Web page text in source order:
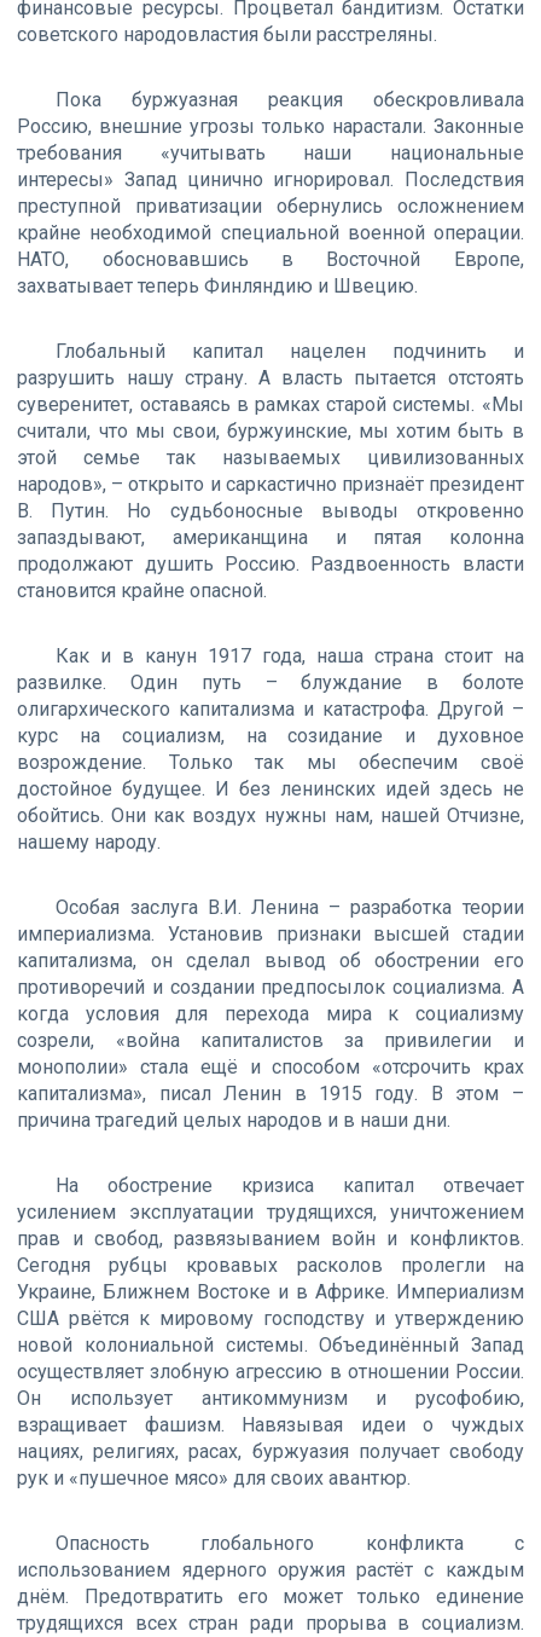
финансовые ресурсы. Процветал бандитизм. Остатки
советского народовластия были расстреляны.
Пока буржуазная реакция обескровливала
Россию, внешние угрозы только нарастали. Законные
требования «учитывать наши национальные
интересы» Запад цинично игнорировал. Последствия
преступной приватизации обернулись осложнением
крайне необходимой специальной военной операции.
НАТО, обосновавшись в Восточной Европе,
захватывает теперь Финляндию и Швецию.
Глобальный капитал нацелен подчинить и
разрушить нашу страну. А власть пытается отстоять
суверенитет, оставаясь в рамках старой системы. «Мы
считали, что мы свои, буржуинские, мы хотим быть в
этой семье так называемых цивилизованных
народов», – открыто и саркастично признаёт президент
В. Путин. Но судьбоносные выводы откровенно
запаздывают, американщина и пятая колонна
продолжают душить Россию. Раздвоенность власти
становится крайне опасной.
Как и в канун 1917 года, наша страна стоит на
развилке. Один путь – блуждание в болоте
олигархического капитализма и катастрофа. Другой –
курс на социализм, на созидание и духовное
возрождение. Только так мы обеспечим своё
достойное будущее. И без ленинских идей здесь не
обойтись. Они как воздух нужны нам, нашей Отчизне,
нашему народу.
Особая заслуга В.И. Ленина – разработка теории
империализма. Установив признаки высшей стадии
капитализма, он сделал вывод об обострении его
противоречий и создании предпосылок социализма. А
когда условия для перехода мира к социализму
созрели, «война капиталистов за привилегии и
монополии» стала ещё и способом «отсрочить крах
капитализма», писал Ленин в 1915 году. В этом –
причина трагедий целых народов и в наши дни.
На обострение кризиса капитал отвечает
усилением эксплуатации трудящихся, уничтожением
прав и свобод, развязыванием войн и конфликтов.
Сегодня рубцы кровавых расколов пролегли на
Украине, Ближнем Востоке и в Африке. Империализм
США рвётся к мировому господству и утверждению
новой колониальной системы. Объединённый Запад
осуществляет злобную агрессию в отношении России.
Он использует антикоммунизм и русофобию,
взращивает фашизм. Навязывая идеи о чуждых
нациях, религиях, расах, буржуазия получает свободу
рук и «пушечное мясо» для своих авантюр.
Опасность глобального конфликта с
использованием ядерного оружия растёт с каждым
днём. Предотвратить его может только единение
трудящихся всех стран ради прорыва в социализм.